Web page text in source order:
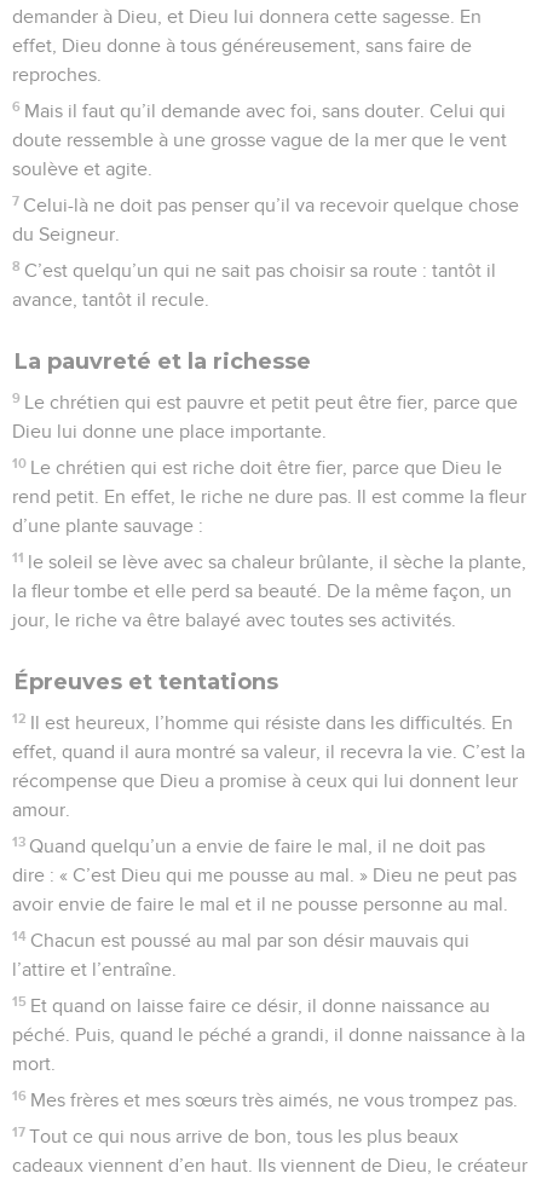
demander à Dieu, et Dieu lui donnera cette sagesse. En
effet, Dieu donne à tous généreusement, sans faire de
reproches.
6 Mais il faut qu’il demande avec foi, sans douter. Celui qui
doute ressemble à une grosse vague de la mer que le vent
soulève et agite.
7 Celui-là ne doit pas penser qu’il va recevoir quelque chose
du Seigneur.
8 C’est quelqu’un qui ne sait pas choisir sa route : tantôt il
avance, tantôt il recule.
La pauvreté et la richesse
9 Le chrétien qui est pauvre et petit peut être fier, parce que
Dieu lui donne une place importante.
10 Le chrétien qui est riche doit être fier, parce que Dieu le
rend petit. En effet, le riche ne dure pas. Il est comme la fleur
d’une plante sauvage :
11 le soleil se lève avec sa chaleur brûlante, il sèche la plante,
la fleur tombe et elle perd sa beauté. De la même façon, un
jour, le riche va être balayé avec toutes ses activités.
Épreuves et tentations
12 Il est heureux, l’homme qui résiste dans les difficultés. En
effet, quand il aura montré sa valeur, il recevra la vie. C’est la
récompense que Dieu a promise à ceux qui lui donnent leur
amour.
13 Quand quelqu’un a envie de faire le mal, il ne doit pas
dire : « C’est Dieu qui me pousse au mal. » Dieu ne peut pas
avoir envie de faire le mal et il ne pousse personne au mal.
14 Chacun est poussé au mal par son désir mauvais qui
l’attire et l’entraîne.
15 Et quand on laisse faire ce désir, il donne naissance au
péché. Puis, quand le péché a grandi, il donne naissance à la
mort.
16 Mes frères et mes sœurs très aimés, ne vous trompez pas.
17 Tout ce qui nous arrive de bon, tous les plus beaux
cadeaux viennent d’en haut. Ils viennent de Dieu, le créateur